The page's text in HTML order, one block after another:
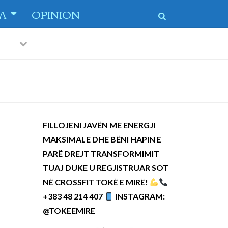
OPINION
PreviousNext
FILLOJENI JAVËN ME ENERGJI
MAKSIMALE DHE BËNI HAPIN E
PARË DREJT TRANSFORMIMIT
TUAJ DUKE U REGJISTRUAR SOT
NË CROSSFIT TOKË E MIRË!
+383 48 214 407
INSTAGRAM:
@TOKEEMIRE